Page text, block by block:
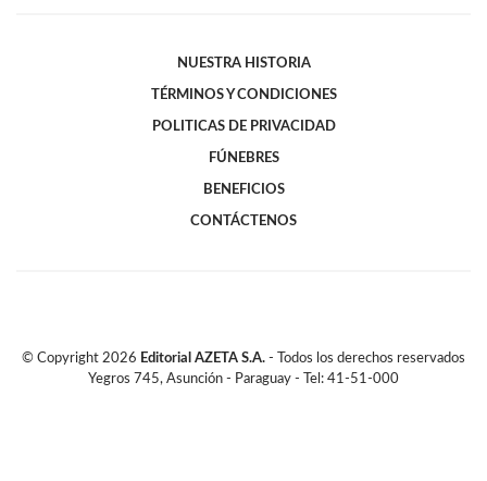
NUESTRA HISTORIA
TÉRMINOS Y CONDICIONES
POLITICAS DE PRIVACIDAD
FÚNEBRES
BENEFICIOS
CONTÁCTENOS
© Copyright 2026 Editorial AZETA S.A. - Todos los derechos reservados
Yegros 745, Asunción - Paraguay - Tel: 41-51-000